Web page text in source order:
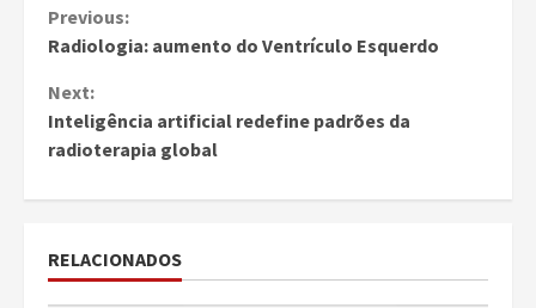
Continue
Reading
Previous:
Radiologia: aumento do Ventrículo Esquerdo
Next:
Inteligência artificial redefine padrões da
radioterapia global
RELACIONADOS